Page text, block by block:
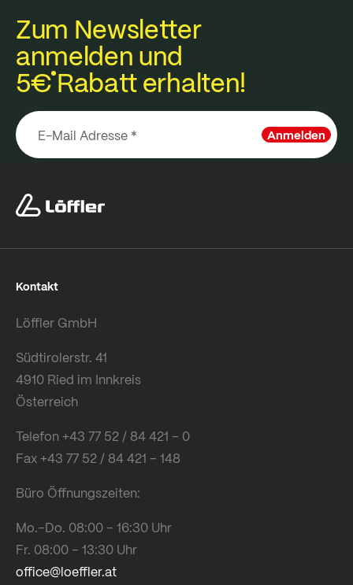
Zum Newsletter
anmelden und
5€Rabatt erhalten!
Anmelden
Kontakt
Löffler GmbH
Südtirolerstr. 41
4910 Ried im Innkreis
Österreich
Telefon +43 77 52 / 84 421 – 0
Fax +43 77 52 / 84 421 – 148
Büro Öffnungszeiten:
Mo.–Do. 08:00 – 16:30 Uhr
Fr. 08:00 – 13:30 Uhr
office@loeffler.at